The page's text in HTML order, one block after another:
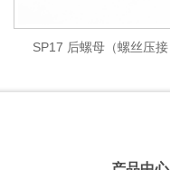
SP17 后螺母（螺丝压接）